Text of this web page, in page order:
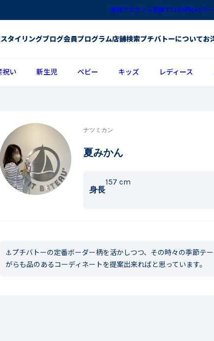
新規アカウント登録で1,100円OFFク
スタイリングブログ会員プログラム店舗検索プチバトーについてお
祝い 新生児 ベビー キッズ レディース
ナツミカン
夏みかん
身長
157 cm
⚓︎プチバトーの定番ボーダー柄を活かしつつ、その時々の季節テ
がらも品のあるコーディネートを提案出来ればと思っています。